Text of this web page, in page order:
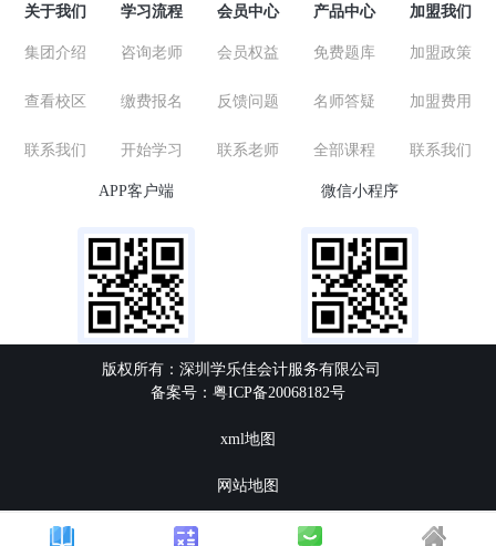
关于我们
集团介绍
查看校区
联系我们
学习流程
咨询老师
缴费报名
开始学习
会员中心
会员权益
反馈问题
联系老师
产品中心
免费题库
名师答疑
全部课程
加盟我们
加盟政策
加盟费用
联系我们
APP客户端 微信小程序
版权所有：深圳学乐佳会计服务有限公司
备案号：粤ICP备20068182号
xml地图
网站地图